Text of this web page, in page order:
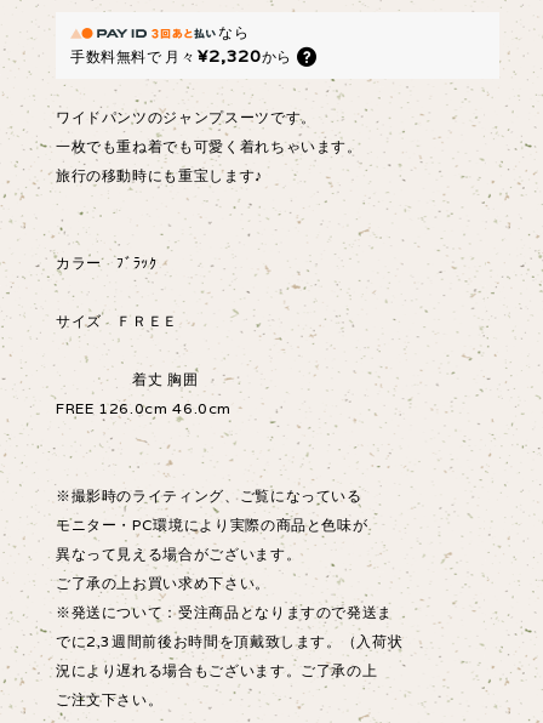
なら
手数料無料で 月々 ¥2,320から
ワイドパンツのジャンプスーツです。
一枚でも重ね着でも可愛く着れちゃいます。
旅行の移動時にも重宝します♪
カラー ﾌﾞﾗｯｸ
サイズ ＦＲＥＥ
着丈 胸囲
FREE 126.0cm 46.0cm
※撮影時のライティング、ご覧になっている
モニター・PC環境により実際の商品と色味が
異なって見える場合がございます。
ご了承の上お買い求め下さい。
※発送について：受注商品となりますので発送ま
でに2,3週間前後お時間を頂戴致します。（入荷状
況により遅れる場合もございます。ご了承の上
ご注文下さい。